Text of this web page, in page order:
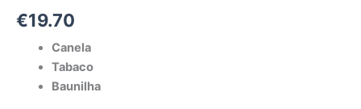
€19.70
Canela
Tabaco
Baunilha